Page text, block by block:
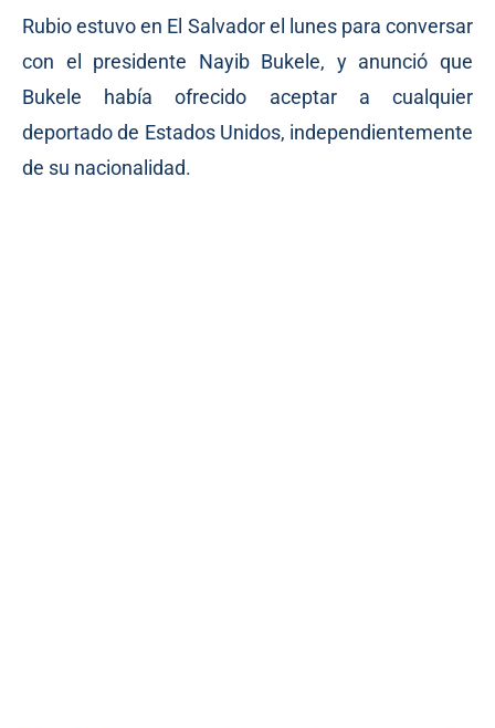
Rubio estuvo en El Salvador el lunes para conversar
con el presidente Nayib Bukele, y anunció que
Bukele había ofrecido aceptar a cualquier
deportado de Estados Unidos, independientemente
de su nacionalidad.